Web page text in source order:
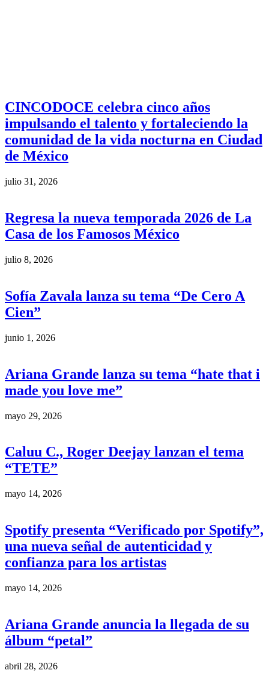
CINCODOCE celebra cinco años
impulsando el talento y fortaleciendo la
comunidad de la vida nocturna en Ciudad
de México
julio 31, 2026
Regresa la nueva temporada 2026 de La
Casa de los Famosos México
julio 8, 2026
Sofía Zavala lanza su tema “De Cero A
Cien”
junio 1, 2026
Ariana Grande lanza su tema “hate that i
made you love me”
mayo 29, 2026
Caluu C., Roger Deejay lanzan el tema
“TETE”
mayo 14, 2026
Spotify presenta “Verificado por Spotify”,
una nueva señal de autenticidad y
confianza para los artistas
mayo 14, 2026
Ariana Grande anuncia la llegada de su
álbum “petal”
abril 28, 2026